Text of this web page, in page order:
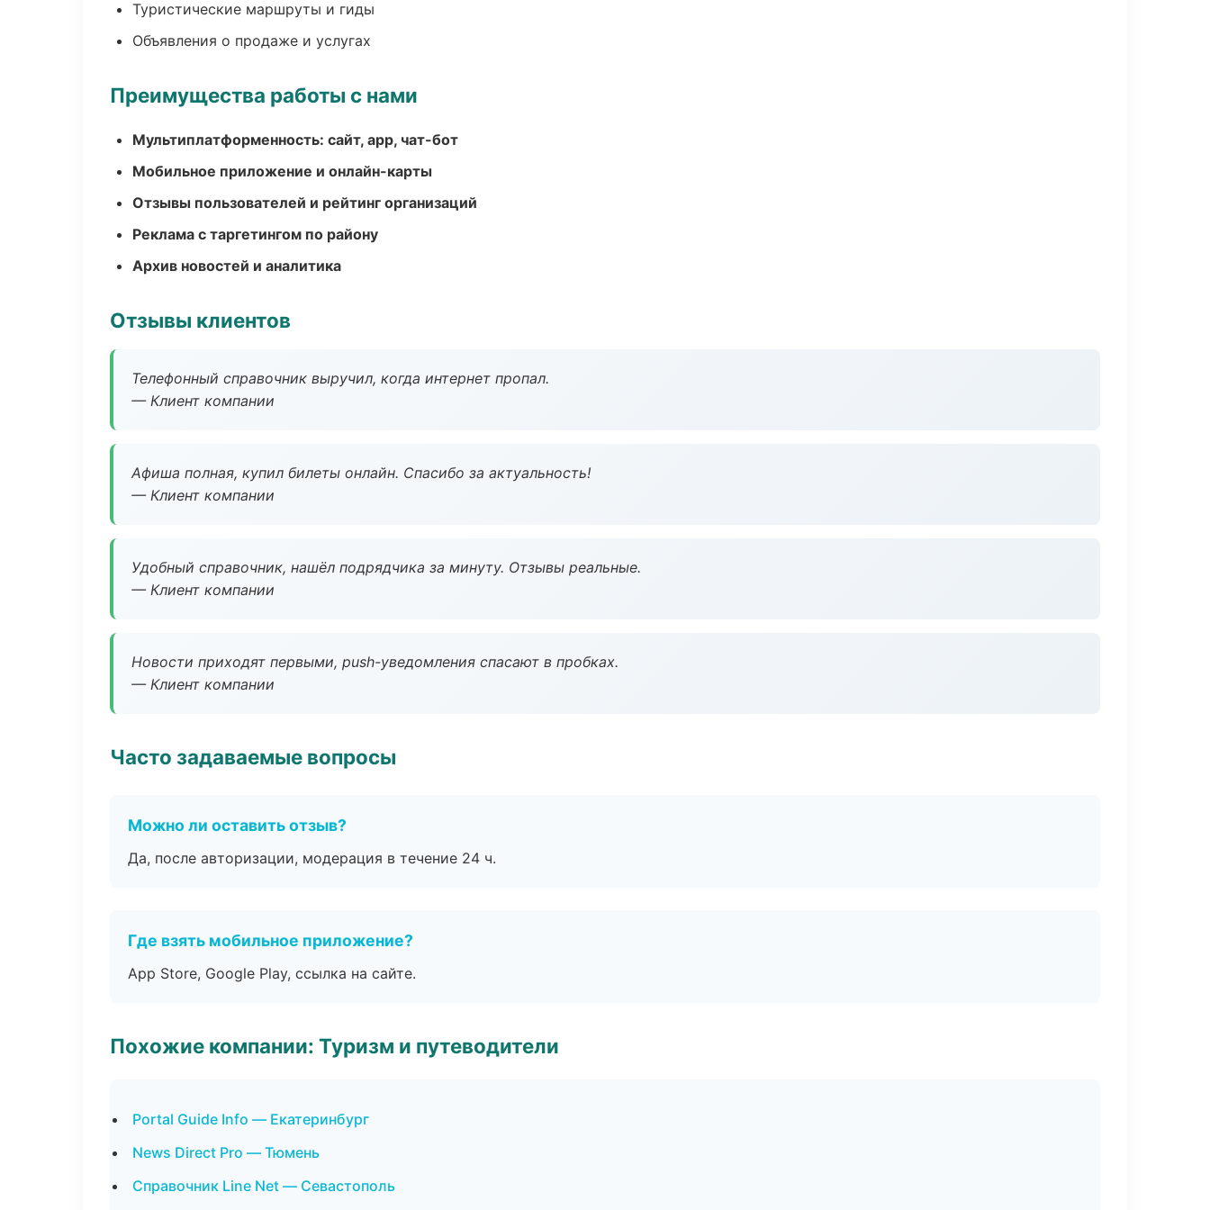
Туристические маршруты и гиды
Объявления о продаже и услугах
Преимущества работы с нами
Мультиплатформенность: сайт, app, чат-бот
Мобильное приложение и онлайн-карты
Отзывы пользователей и рейтинг организаций
Реклама с таргетингом по району
Архив новостей и аналитика
Отзывы клиентов
Телефонный справочник выручил, когда интернет пропал.
— Клиент компании
Афиша полная, купил билеты онлайн. Спасибо за актуальность!
— Клиент компании
Удобный справочник, нашёл подрядчика за минуту. Отзывы реальные.
— Клиент компании
Новости приходят первыми, push-уведомления спасают в пробках.
— Клиент компании
Часто задаваемые вопросы
Можно ли оставить отзыв?
Да, после авторизации, модерация в течение 24 ч.
Где взять мобильное приложение?
App Store, Google Play, ссылка на сайте.
Похожие компании: Туризм и путеводители
Portal Guide Info — Екатеринбург
News Direct Pro — Тюмень
Справочник Line Net — Севастополь